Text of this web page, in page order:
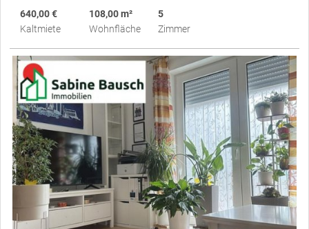
640,00 €
Kaltmiete
108,00 m²
Wohnfläche
5
Zimmer